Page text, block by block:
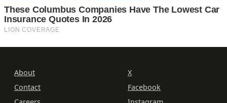
About
Contact
X
Facebook